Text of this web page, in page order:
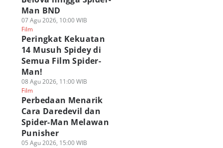
Man BND
07 Agu 2026, 10:00 WIB
Film
Peringkat Kekuatan
14 Musuh Spidey di
Semua Film Spider-
Man!
08 Agu 2026, 11:00 WIB
Film
Perbedaan Menarik
Cara Daredevil dan
Spider-Man Melawan
Punisher
05 Agu 2026, 15:00 WIB